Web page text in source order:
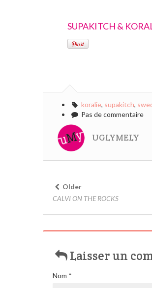
SUPAKITCH &
koralie, supakitch,
Pas de commentaire
UGLYMELY
Older
CALVI ON THE ROCKS
Laisser un
Nom *